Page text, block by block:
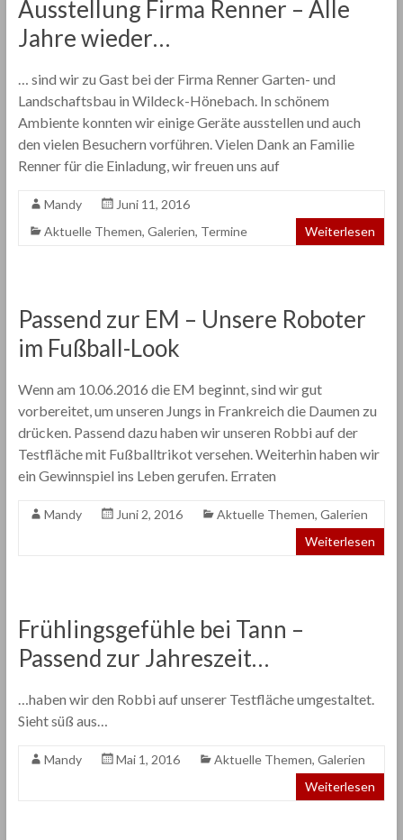
Ausstellung Firma Renner – Alle
Jahre wieder…
… sind wir zu Gast bei der Firma Renner Garten- und
Landschaftsbau in Wildeck-Hönebach. In schönem
Ambiente konnten wir einige Geräte ausstellen und auch
den vielen Besuchern vorführen. Vielen Dank an Familie
Renner für die Einladung, wir freuen uns auf
Mandy
Juni 11, 2016
Aktuelle Themen, Galerien, Termine Weiterlesen
Passend zur EM – Unsere Roboter
im Fußball-Look
Wenn am 10.06.2016 die EM beginnt, sind wir gut
vorbereitet, um unseren Jungs in Frankreich die Daumen zu
drücken. Passend dazu haben wir unseren Robbi auf der
Testfläche mit Fußballtrikot versehen. Weiterhin haben wir
ein Gewinnspiel ins Leben gerufen. Erraten
Mandy Juni 2, 2016 Aktuelle Themen, Galerien
Weiterlesen
Frühlingsgefühle bei Tann –
Passend zur Jahreszeit…
…haben wir den Robbi auf unserer Testfläche umgestaltet.
Sieht süß aus…
Mandy Mai 1, 2016 Aktuelle Themen, Galerien
Weiterlesen